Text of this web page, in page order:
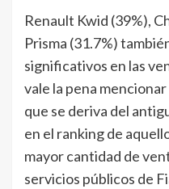
Renault Kwid (39%),
Prisma (31.7%)
significativos en las
vale la pena
que se deriva del
en el ranking de
mayor cantidad de
servicios públicos de